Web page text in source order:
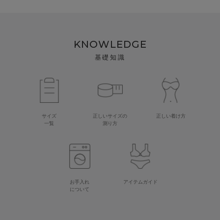
KNOWLEDGE
基礎知識
サイズ
一覧
正しいサイズの
測り方
正しい着け方
お手入れ
について
アイテムガイド